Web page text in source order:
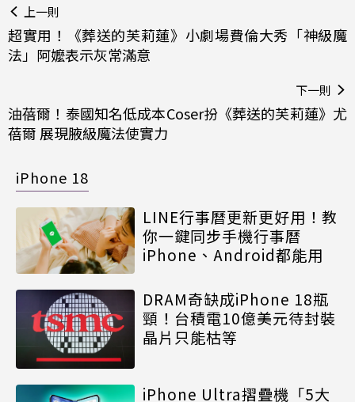
上一則
超實用！《葬送的芙莉蓮》小劇場費倫大秀「神級魔
法」阿嬤表示灰常滿意
下一則
油蓓爾！泰國知名低成本Coser扮《葬送的芙莉蓮》尤
蓓爾 展現腋級魔法使實力
iPhone 18
LINE行事曆更新更好用！教
你一鍵同步手機行事曆
iPhone、Android都能用
DRAM奇缺成iPhone 18瓶
頸！台積電10億美元待封裝
晶片只能枯等
iPhone Ultra摺疊機「5大